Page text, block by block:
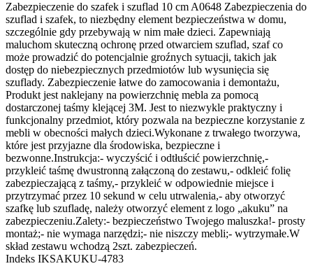
Zabezpieczenie do szafek i szuflad 10 cm A0648 Zabezpieczenia do
szuflad i szafek, to niezbędny element bezpieczeństwa w domu,
szczególnie gdy przebywają w nim małe dzieci. Zapewniają
maluchom skuteczną ochronę przed otwarciem szuflad, szaf co
może prowadzić do potencjalnie groźnych sytuacji, takich jak
dostęp do niebezpiecznych przedmiotów lub wysunięcia się
szuflady. Zabezpieczenie łatwe do zamocowania i demontażu,
Produkt jest naklejany na powierzchnię mebla za pomocą
dostarczonej taśmy klejącej 3M. Jest to niezwykle praktyczny i
funkcjonalny przedmiot, który pozwala na bezpieczne korzystanie z
mebli w obecności małych dzieci.Wykonane z trwałego tworzywa,
które jest przyjazne dla środowiska, bezpieczne i
bezwonne.Instrukcja:- wyczyścić i odtłuścić powierzchnię,-
przykleić taśmę dwustronną załączoną do zestawu,- odkleić folię
zabezpieczającą z taśmy,- przykleić w odpowiednie miejsce i
przytrzymać przez 10 sekund w celu utrwalenia,- aby otworzyć
szafkę lub szufladę, należy otworzyć element z logo „akuku” na
zabezpieczeniu.Zalety:- bezpieczeństwo Twojego maluszka!- prosty
montaż;- nie wymaga narzędzi;- nie niszczy mebli;- wytrzymałe.W
skład zestawu wchodzą 2szt. zabezpieczeń.
Indeks IKSAKUKU-4783